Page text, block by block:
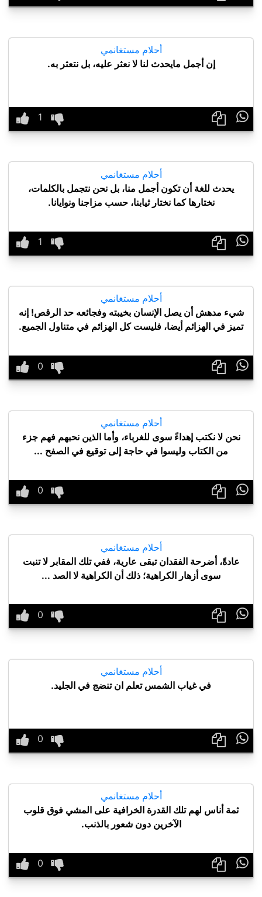
أحلام مستغانمي
إن أجمل مايحدث لنا لا نعثر عليه، بل نتعثر به.

أحلام مستغانمي
يحدث للغة أن تكون أجمل منا، بل نحن نتجمل بالكلمات،
نختارها كما نختار ثيابنا، حسب مزاجنا ونوايانا.

أحلام مستغانمي
شيء مدهش أن يصل الإنسان بخيبته وفجائعه حد الرقص! إنه
تميز في الهزائم أيضا، فليست كل الهزائم في متناول الجميع.

أحلام مستغانمي
نحن لا نكتب إهداءً سوى للغرباء، وأما الذين نحبهم فهم جزء
من الكتاب وليسوا في حاجة إلى توقيع في الصفح ...

أحلام مستغانمي
عادةً، أضرحة الفقدان تبقى عارية، ففي تلك المقابر لا تنبت
سوى أزهار الكراهية؛ ذلك أن الكراهية لا الصد ...

أحلام مستغانمي
في غياب الشمس تعلم ان تنضج في الجليد.

أحلام مستغانمي
ثمة أناس لهم تلك القدرة الخرافية على المشي فوق قلوب
الآخرين دون شعور بالذنب.
